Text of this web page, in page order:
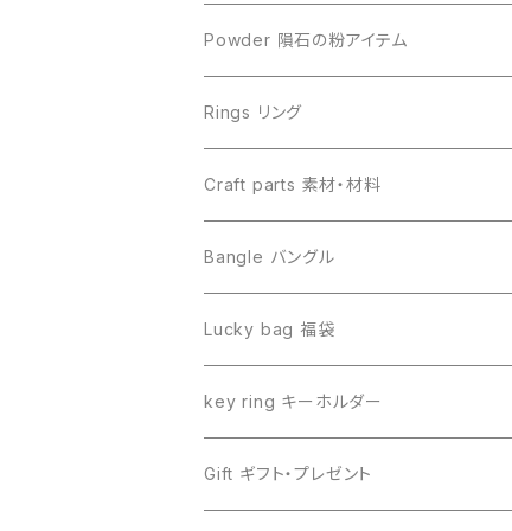
Sericho セリコ
Libyan desert glass リビアングラス
Canyon Diablo キャニオンディアブロ
Imilac イミラック
Henbury ヘンブリー
Dronino ドロニノ
Moldavite モルダバイト
Muonionalusta ムオニオナルスタ
Henbury ヘンブリー
Sericho セリコ
Libyan desert glass リビアングラス
Seymchan セイムチャン
Imilac イミラック
Moldavite モルダバイト
ビーズ単品
Powder 隕石の粉アイテム
Rings リング
Craft parts 素材・材料
Bangle バングル
Lucky bag 福袋
key ring キーホルダー
Gift ギフト・プレゼント